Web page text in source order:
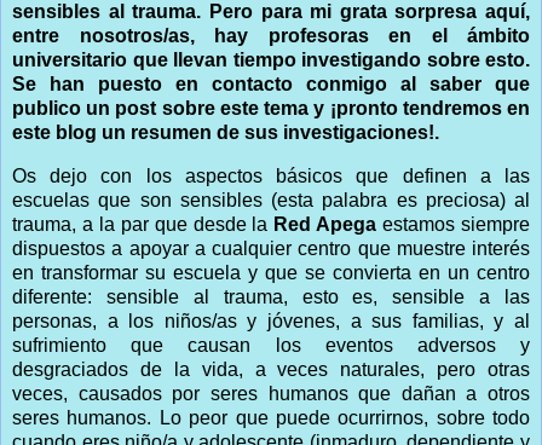
sensibles al trauma. Pero para mi grata sorpresa aquí,
entre nosotros/as, hay profesoras en el ámbito
universitario que llevan tiempo investigando sobre esto.
Se han puesto en contacto conmigo al saber que
publico un post sobre este tema y ¡pronto tendremos en
este blog un resumen de sus investigaciones!.
Os dejo con los aspectos básicos que definen a las
escuelas que son sensibles (esta palabra es preciosa) al
trauma, a la par que desde la Red Apegaestamos siempre
dispuestos a apoyar a cualquier centro que muestre interés
en transformar su escuela y que se convierta en un centro
diferente: sensible al trauma, esto es, sensible a las
personas, a los niños/as y jóvenes, a sus familias, y al
sufrimiento que causan los eventos adversos y
desgraciados de la vida, a veces naturales, pero otras
veces, causados por seres humanos que dañan a otros
seres humanos. Lo peor que puede ocurrirnos, sobre todo